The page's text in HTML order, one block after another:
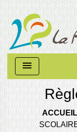
menu
ACCUEIL